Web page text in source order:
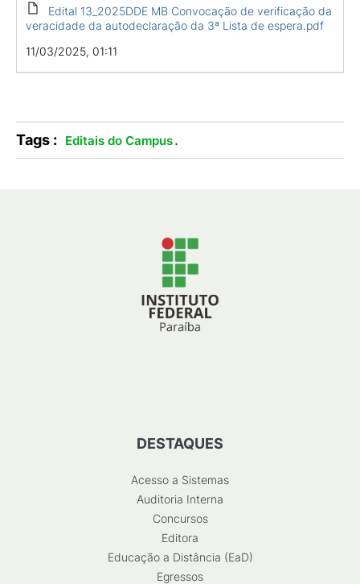
Edital 13_2025DDE MB Convocação de verificação da
veracidade da autodeclaração da 3ª Lista de espera.pdf
11/03/2025, 01:11
Tags : Editais do Campus.
DESTAQUES
Acesso a Sistemas
Auditoria Interna
Concursos
Editora
Educação a Distância (EaD)
Egressos